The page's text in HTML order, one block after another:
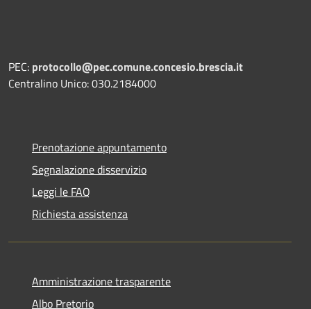
PEC: protocollo@pec.comune.concesio.brescia.it
Centralino Unico: 030.2184000
Prenotazione appuntamento
Segnalazione disservizio
Leggi le FAQ
Richiesta assistenza
Amministrazione trasparente
Albo Pretorio